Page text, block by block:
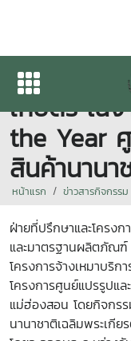
IQS จัดบูธ
เกษตร ใน
the Year ศู
สินค้านานา
หน้าแรก ข่าวสารกิจกรรม
ฝ่ายที่ปรึกษาและโครง
และมาตรฐานผลิตภัณ
โครงการจ้างเหมาบ
โครงการศูนย์แปรรูปแ
แม่ฮ่องสอน โดยกิจกร
นานาชาติเฉลิมพระเกี